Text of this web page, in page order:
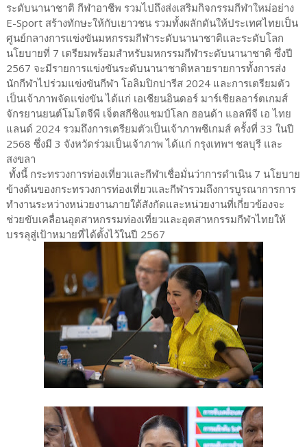
ระดับนานาชาติ กีฬาอาชีพ รวมไปถึงส่งเสริมกิจกรรมกีฬาใหม่อย่าง
E-Sport สร้างทักษะให้กับเยาวชน รวมทั้งผลักดันให้ประเทศไทยเป็น
ศูนย์กลางการแข่งขันมหกรรมกีฬาระดับนานาชาติและระดับโลก
นโยบายที่ 7 เตรียมพร้อมสำหรับมหกรรมกีฬาระดับนานาชาติ ซึ่งปี
2567 จะมีรายการแข่งขันระดับนานาชาติหลายรายการทั้งการส่ง
นักกีฬาไปร่วมแข่งขันกีฬา โอลิมปิกปารีส 2024 และการเตรียมตัว
เป็นเจ้าภาพจัดแข่งขัน ได้แก่ เอเชียนอินดอร์ มาร์เชียลอาร์ตเกมส์
จักรยานยนต์โมโตจีพี เจ็ตสกีชิงแชมป์โลก ฮอนด้า แอลพีจี เอ ไทย
แลนด์ 2024 รวมถึงการเตรียมตัวเป็นเจ้าภาพซีเกมส์ ครั้งที่ 33 ในปี
2568 ซึ่งมี 3 จังหวัดร่วมเป็นเจ้าภาพ ได้แก่ กรุงเทพฯ ชลบุรี และ
สงขลา
ทั้งนี้ กระทรวงการท่องเที่ยวและกีฬาเชื่อมั่นว่าการดำเนิน 7 นโยบาย
ข้างต้นของกระทรวงการท่องเที่ยวและกีฬารวมถึงการบูรณาการการ
ทำงานระหว่างหน่วยงานภายใต้สังกัดและหน่วยงานที่เกี่ยวข้องจะ
ช่วยขับเคลื่อนอุตสาหกรรมท่องเที่ยวและอุตสาหกรรมกีฬาไทยให้
บรรลุสู่เป้าหมายที่ได้ตั้งไว้ในปี 2567